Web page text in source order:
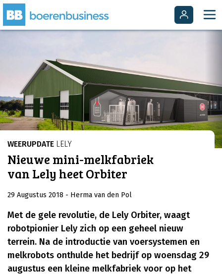
WEERUPDATE LELY
Nieuwe mini-melkfabriek
van Lely heet Orbiter
29 Augustus 2018 - Herma van den Pol
Met de gele revolutie, de Lely Orbiter, waagt
robotpionier Lely zich op een geheel nieuw
terrein. Na de introductie van voersystemen en
melkrobots onthulde het bedrijf op woensdag 29
augustus een kleine melkfabriek voor op het